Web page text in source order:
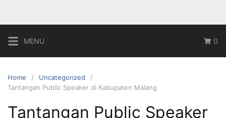
MENU 0
Home
Uncategorized
Tantangan Public Speaker di Kabupaten Malang
Tantangan Public Speaker